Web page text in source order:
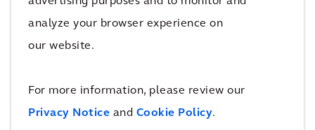
analyze your browser experience on
our website.
For more information, please review our
Privacy Notice and Cookie Policy.
这座标志性的镜池拥有 107 个精心设计的喷泉（其中一
些喷泉会相互“投掷”水球）、高达 30 米的雷霆喷射、
城市公园的闪亮秀场。整个项目的成功不仅体现在它所
接待的数以百万计的游客，还体现在它获得的奖项数量